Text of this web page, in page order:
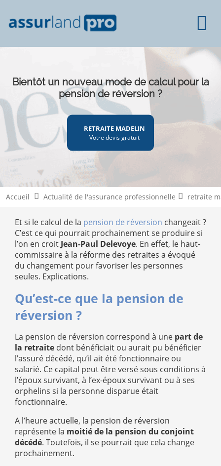
Bientôt un nouveau mode de calcul pour la
pension de réversion ?
RETRAITE MADELIN
Votre devis gratuit
Accueil Actualité de l'assurance professionnelle retraite
Et si le calcul de la pension de réversion changeait ?
C’est ce qui pourrait prochainement se produire si
l’on en croit Jean-Paul Delevoye. En effet, le haut-
commissaire à la réforme des retraites a évoqué
du changement pour favoriser les personnes
seules. Explications.
Qu’est-ce que la pension de
réversion ?
La pension de réversion correspond à une part de
la retraite dont bénéficiait ou aurait pu bénéficier
l’assuré décédé, qu’il ait été fonctionnaire ou
salarié. Ce capital peut être versé sous conditions à
l’époux survivant, à l’ex-époux survivant ou à ses
orphelins si la personne disparue était
fonctionnaire.
A l’heure actuelle, la pension de réversion
représente la moitié de la pension du conjoint
décédé. Toutefois, il se pourrait que cela change
prochainement.